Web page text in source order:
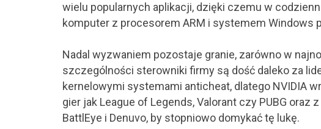
wielu popularnych aplikacji, dzięki czemu w
komputer z procesorem ARM i systemem Windows
Nadal wyzwaniem pozostaje granie, zarówno w
szczególności sterowniki firmy są dość daleko za
kernelowymi systemami anticheat, dlatego NVIDIA
gier jak League of Legends, Valorant czy PUBG
BattlEye i Denuvo, by stopniowo domykać tę lukę.